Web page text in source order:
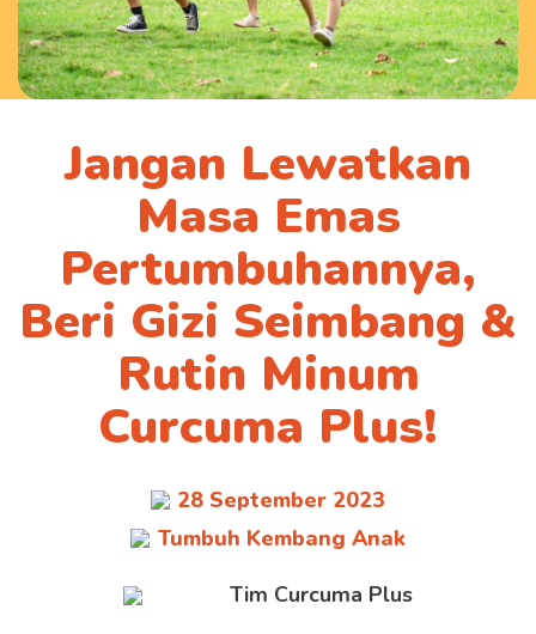
Jangan Lewatkan
Masa Emas
Pertumbuhannya,
Beri Gizi Seimbang &
Rutin Minum
Curcuma Plus!
28 September 2023
Tumbuh Kembang Anak
Tim Curcuma Plus